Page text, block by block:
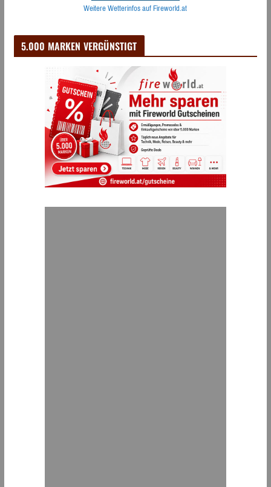
Weitere Wetterinfos auf Fireworld.at
5.000 MARKEN VERGÜNSTIGT